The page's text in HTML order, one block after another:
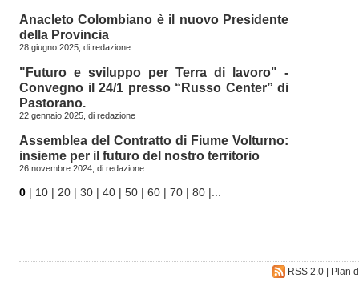
Anacleto Colombiano è il nuovo Presidente
della Provincia
28 giugno 2025, di redazione
"Futuro e sviluppo per Terra di lavoro" -
Convegno il 24/1 presso “Russo Center” di
Pastorano.
22 gennaio 2025, di redazione
Assemblea del Contratto di Fiume Volturno:
insieme per il futuro del nostro territorio
26 novembre 2024, di redazione
0 | 10 | 20 | 30 | 40 | 50 | 60 | 70 | 80 |
RSS 2.0| Plan